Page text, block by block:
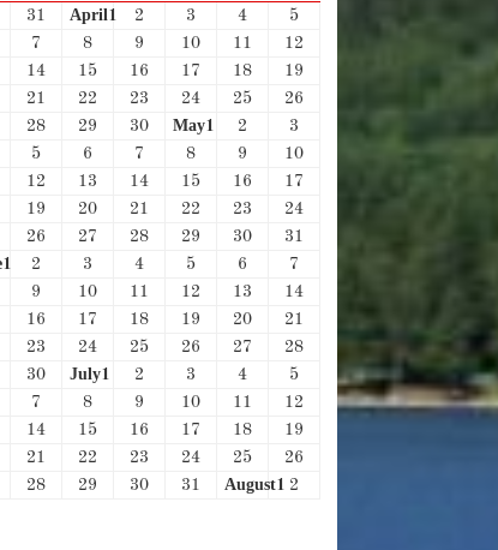
31 April1 2 3 4
5
7 8 9 10 11
12
14 15 16 17 18
19
21 22 23 24 25
26
28 29 30 May1 2
3
5 6 7 8 9
10
12 13 14 15 16
17
19 20 21 22 23
24
26 27 28 29 30 31
1 2 3 4 5 6
7
9 10 11 12 13
14
16 17 18 19 20
21
23 24 25 26 27
28
30 July1 2 3 4
5
7 8 9 10 11
12
14 15 16 17 18
19
21 22 23 24 25
26
28 29 30 31 August1 2